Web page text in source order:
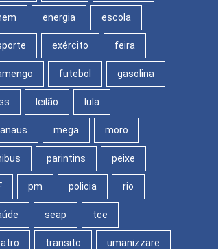
energia escola
exército feira
futebol gasolina
leilão lula
mega moro
parintins peixe
pm policia rio
seap tce
transito umanizzare